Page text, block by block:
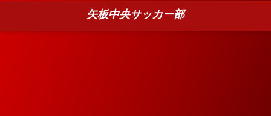
矢板中央サッカー部